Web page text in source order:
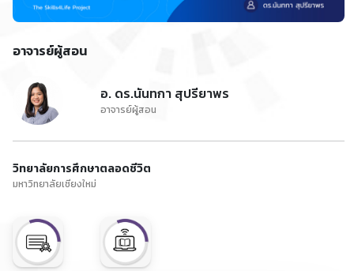
อาจารย์ผู้สอน
อ. ดร.นันทกา สุปรียาพร
อาจารย์ผู้สอน
วิทยาลัยการศึกษาตลอดชีวิต
มหาวิทยาลัยเชียงใหม่